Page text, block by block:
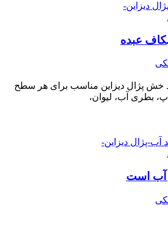
عبده
خش پژال دیزاین مناسب برای هر سطح
بطری آب، لیوان،
آب است